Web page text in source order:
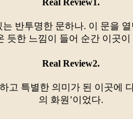
Real Review1.
반투명한 문하나. 이 문을
듯한 느낌이 들어 순간 이곳
Real Review2.
특별한 의미가 된 이곳에
의 화원’이었다.